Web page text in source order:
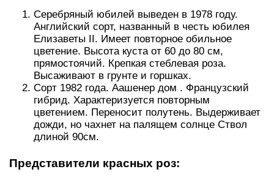
Серебряный юбилей выведен в 1978 году.
Английский сорт, названный в честь юбилея
Елизаветы II. Имеет повторное обильное
цветение. Высота куста от 60 до 80 см,
прямостоячий. Крепкая стеблевая роза.
Высаживают в грунте и горшках.
Сорт 1982 года. Аашенер дом . Французский
гибрид. Характеризуется повторным
цветением. Переносит полутень. Выдерживает
дожди, но чахнет на палящем солнце Ствол
длиной 90см.
Представители красных роз: